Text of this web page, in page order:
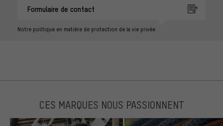
Formulaire de contact
Notre politique en matière de protection de la vie privée
CES MARQUES NOUS PASSIONNENT